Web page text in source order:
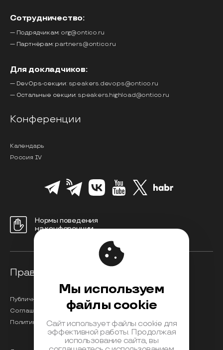
Сотрудничество:
— Подрядчикам: org@ontico.ru
— Партнёрам: partners@ontico.ru
Для докладчиков:
— DevOps-секции: speakers.devops@ontico.ru
— Остальные секции: speakers.highload@ontico.ru
Конференции
Календарь
Россия IV
Нормы поведения
на конференции
Правовая информация
Публичная оферта
Соглашение на обработку персональных данных
Политика обработки персональных данных
Мы используем
файлы cookie
Сайт использует файлы cookie для
эффективной работы. Продолжая
использование сайта, вы